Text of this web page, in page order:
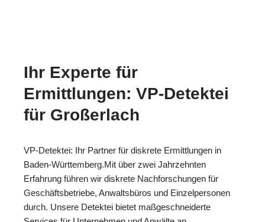
Ihr Experte für
Ermittlungen: VP-Detektei
für Großerlach
VP-Detektei: Ihr Partner für diskrete Ermittlungen in
Baden-Württemberg.Mit über zwei Jahrzehnten
Erfahrung führen wir diskrete Nachforschungen für
Geschäftsbetriebe, Anwaltsbüros und Einzelpersonen
durch. Unsere Detektei bietet maßgeschneiderte